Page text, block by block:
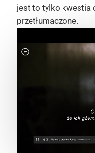
jest to tylko kwestia
przetłumaczone.